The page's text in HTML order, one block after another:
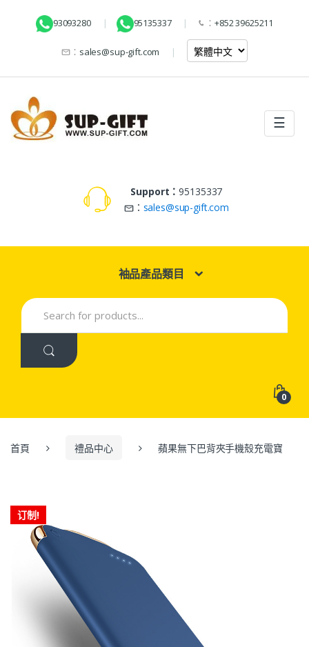
93093280 95135337 ： +852 39625211
： sales@sup-gift.com
☰
Support：95135337
： sales@sup-gift.com
袖品產品類目
Search
for:
0
首頁 禮品中心 蘋果無下巴背夾手機殼充電寶
订制!